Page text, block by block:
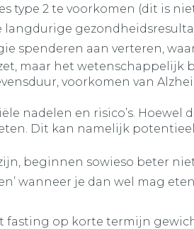
2 te voorkomen (dit is
langdurige
spenderen aan verteren,
maar het
voorkomen van
nadelen en risico’s.
Dit kan namelijk
beginnen sowieso beter
wanneer je dan wel mag
op korte termijn